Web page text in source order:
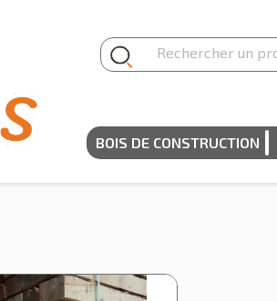
BOIS DE CONSTRUCTION